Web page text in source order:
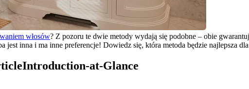
włosów? Z pozoru te dwie metody wydają się podobne – obie
jest inna i ma inne preferencje! Dowiedz się, która metoda będzie najlepsza
at-Glance